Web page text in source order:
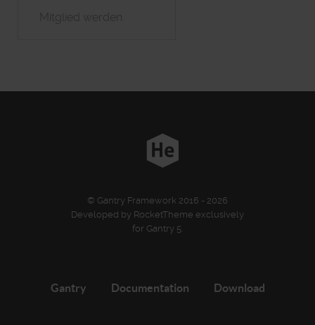
© Gantry Framework 2016 - 2026
Developed by RocketTheme exclusively
for Gantry 5.
Gantry Documentation Download